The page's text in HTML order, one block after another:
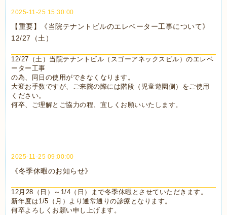
2025-11-25 15:30:00
【重要】《当院テナントビルのエレベーター工事について》
12/27（土）
12/27（土）当院テナントビル（スゴーアネックスビル）のエレベ
ーター工事
の為、同日の使用ができなくなります。
大変お手数ですが、ご来院の際には階段（児童遊園側）をご使用
ください。
何卒、ご理解とご協力の程、宜しくお願いいたします。
2025-11-25 09:00:00
《冬季休暇のお知らせ》
12月28（日）～1/4（日）まで冬季休暇とさせていただきます。
新年度は1/5（月）より通常通りの診療となります。
何卒よろしくお願い申し上げます。